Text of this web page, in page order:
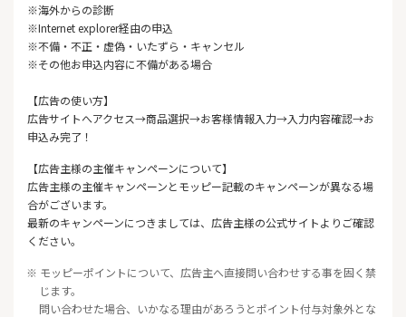
※海外からの診断
※Internet explorer経由の申込
※不備・不正・虚偽・いたずら・キャンセル
※その他お申込内容に不備がある場合
【広告の使い方】
広告サイトへアクセス→商品選択→お客様情報入力→入力内容確認→お
申込み完了！
【広告主様の主催キャンペーンについて】
広告主様の主催キャンペーンとモッピー記載のキャンペーンが異なる場
合がございます。
最新のキャンペーンにつきましては、広告主様の公式サイトよりご確認
ください。
※ モッピーポイントについて、広告主へ直接問い合わせする事を固く禁
じます。
問い合わせた場合、いかなる理由があろうとポイント付与対象外とな